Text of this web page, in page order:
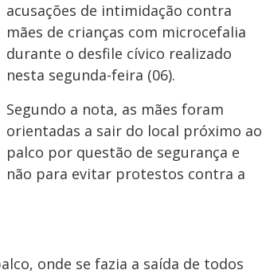
acusações de intimidação contra
mães de crianças com microcefalia
durante o desfile cívico realizado
nesta segunda-feira (06).
Segundo a nota, as mães foram
orientadas a sair do local próximo ao
palco por questão de segurança e
não para evitar protestos contra a
onde se fazia a saída de todos